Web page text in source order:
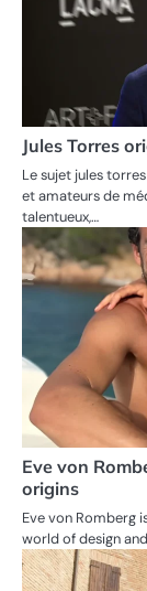
Jules Torres
Le sujet jules
et amateurs de
talentueux,…
Eve von
origins
Eve von Romberg
world of design